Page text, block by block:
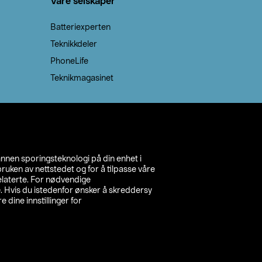
sporingsteknologi på din enhet i
av nettstedet og for å tilpasse våre
For nødvendige
Hvis du istedenfor ønsker å skreddersy
dine innstillinger for
Batteriexperten
Teknikkdeler
PhoneLife
Teknikmagasinet